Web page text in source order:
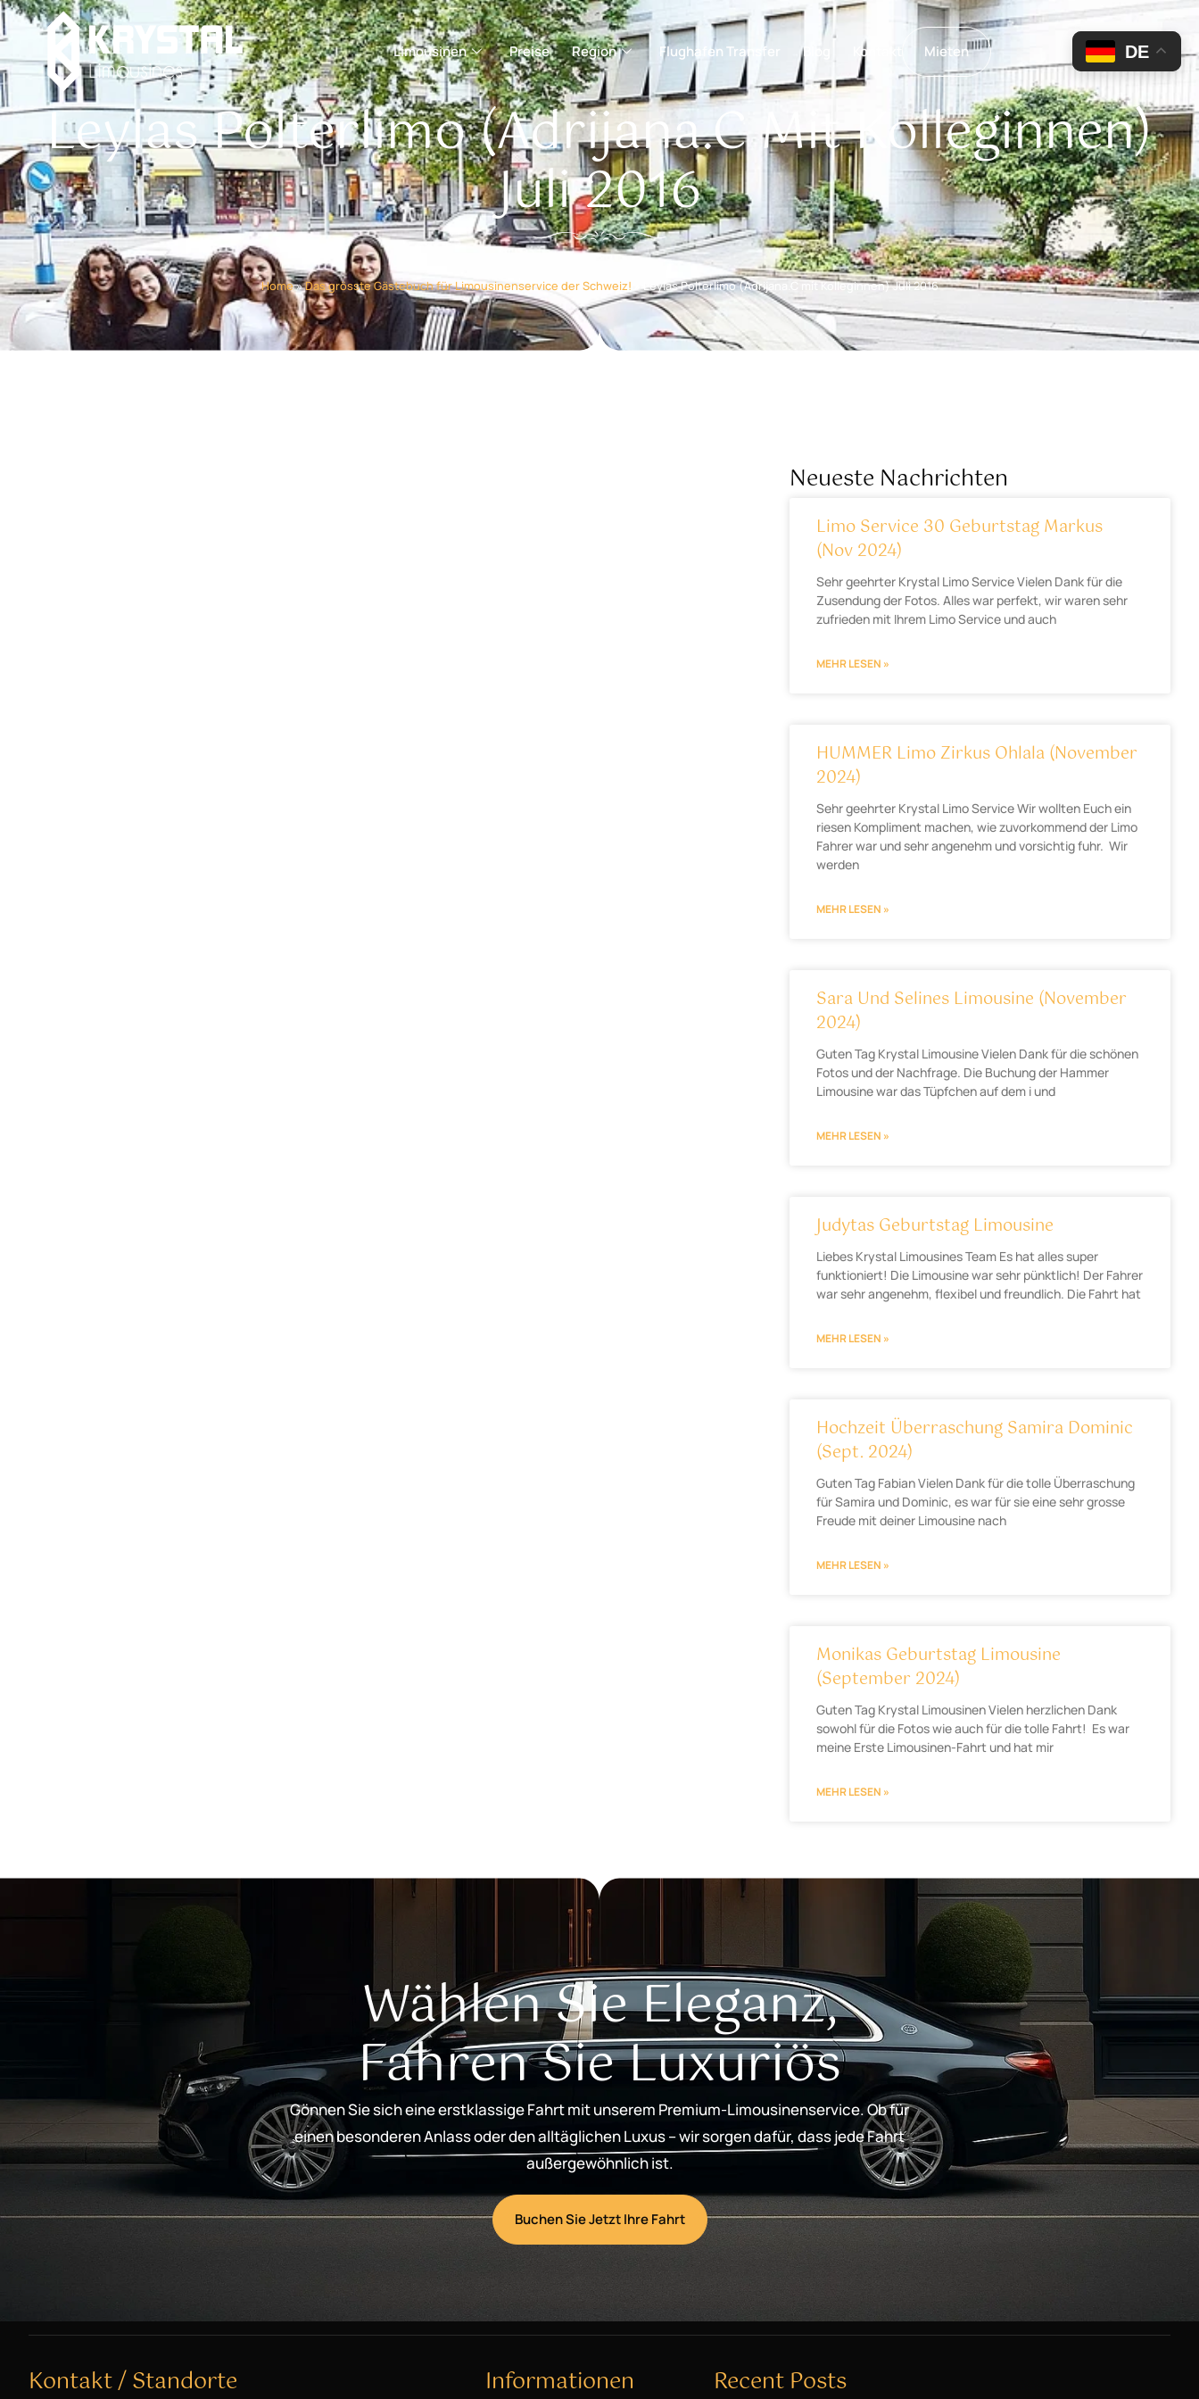
Limousinen Preise Region Flughafen Transfer Blog Kontakt Mieten
Leylas Polterlimo (Adrijana.C Mit Kolleginnen)
Juli 2016
Home»Das grösste Gästebuch für Limousinenservice der Schweiz! »Leylas Polterlimo (Adrijana.C mit Kolleginnen) Juli 2016
Neueste Nachrichten
Limo Service 30 Geburtstag Markus
(Nov 2024)
Sehr geehrter Krystal Limo Service Vielen Dank für die
Zusendung der Fotos. Alles war perfekt, wir waren sehr
zufrieden mit Ihrem Limo Service und auch
MEHR LESEN »
HUMMER Limo Zirkus Ohlala (November
2024)
Sehr geehrter Krystal Limo Service Wir wollten Euch ein
riesen Kompliment machen, wie zuvorkommend der Limo
Fahrer war und sehr angenehm und vorsichtig fuhr. Wir
werden
MEHR LESEN »
Sara Und Selines Limousine (November
2024)
Guten Tag Krystal Limousine Vielen Dank für die schönen
Fotos und der Nachfrage. Die Buchung der Hammer
Limousine war das Tüpfchen auf dem i und
MEHR LESEN »
Judytas Geburtstag Limousine
Liebes Krystal Limousines Team Es hat alles super
funktioniert! Die Limousine war sehr pünktlich! Der Fahrer
war sehr angenehm, flexibel und freundlich. Die Fahrt hat
MEHR LESEN »
Hochzeit Überraschung Samira Dominic
(Sept. 2024)
Guten Tag Fabian Vielen Dank für die tolle Überraschung
für Samira und Dominic, es war für sie eine sehr grosse
Freude mit deiner Limousine nach
MEHR LESEN »
Monikas Geburtstag Limousine
(September 2024)
Guten Tag Krystal Limousinen Vielen herzlichen Dank
sowohl für die Fotos wie auch für die tolle Fahrt! Es war
meine Erste Limousinen-Fahrt und hat mir
MEHR LESEN »
Wählen Sie Eleganz,
Fahren Sie Luxuriös
Gönnen Sie sich eine erstklassige Fahrt mit unserem Premium-Limousinenservice. Ob für
einen besonderen Anlass oder den alltäglichen Luxus – wir sorgen dafür, dass jede Fahrt
außergewöhnlich ist.
Buchen Sie Jetzt Ihre Fahrt
Kontakt / Standorte Informationen Recent Posts
DE